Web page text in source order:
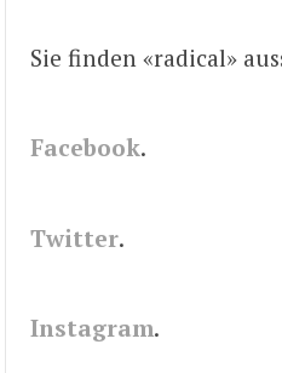
Sie finden «radical»
Facebook.
Twitter.
Instagram.